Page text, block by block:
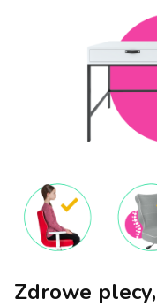
Zdrowe